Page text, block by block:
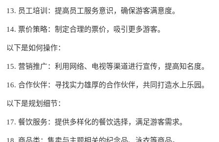
13. 员工培训：提高员工服务意识，确保游客满意度。
14. 票价策略：制定合理的票价，吸引更多游客。
以下是如何操作：
15. 营销推广：利用网络、电视等渠道进行宣传，提高知名度。
16. 合作伙伴：寻找实力雄厚的合作伙伴，共同打造水上乐园。
以下是规划细节：
17. 餐饮服务：提供多样化的餐饮选择，满足游客需求。